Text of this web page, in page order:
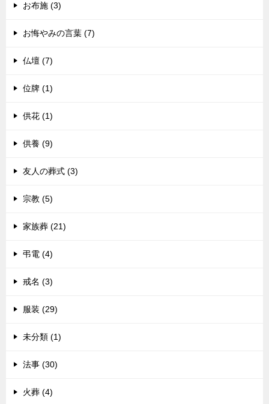
お布施 (3)
お悔やみの言葉 (7)
仏壇 (7)
位牌 (1)
供花 (1)
供養 (9)
友人の葬式 (3)
宗教 (5)
家族葬 (21)
弔電 (4)
戒名 (3)
服装 (29)
未分類 (1)
法事 (30)
火葬 (4)